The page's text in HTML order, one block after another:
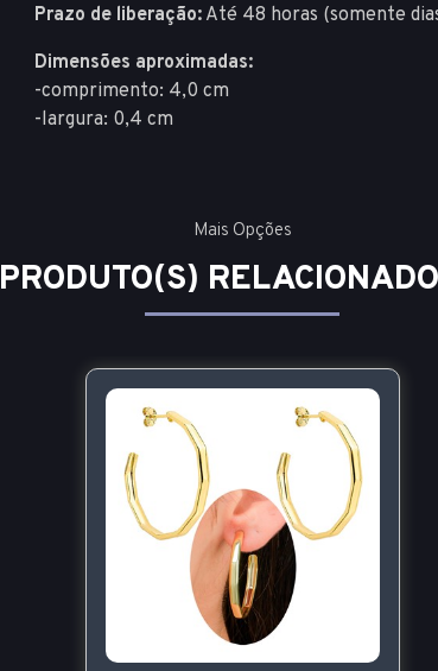
Prazo de liberação: Até 48 horas (somente
Dimensões aproximadas:
-comprimento: 4,0 cm
-largura: 0,4 cm
Mais Opções
PRODUTO(S)